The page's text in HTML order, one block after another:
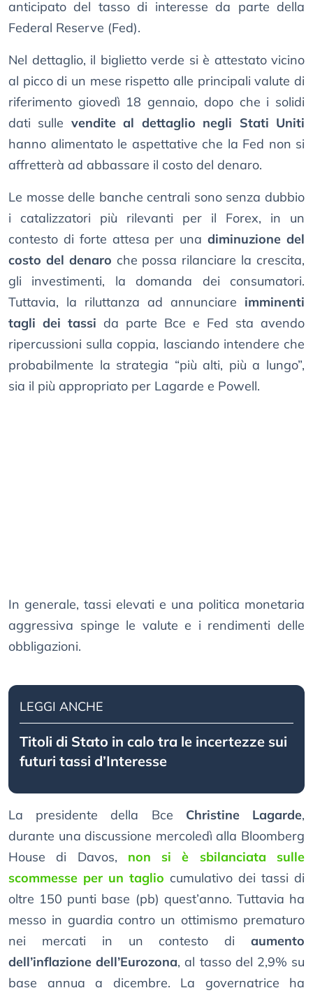
anticipato del tasso di interesse da parte della
Federal Reserve (Fed).
Nel dettaglio, il biglietto verde si è attestato vicino
al picco di un mese rispetto alle principali valute di
riferimento giovedì 18 gennaio, dopo che i solidi
dati sulle vendite al dettaglio negli Stati Uniti
hanno alimentato le aspettative che la Fed non si
affretterà ad abbassare il costo del denaro.
Le mosse delle banche centrali sono senza dubbio
i catalizzatori più rilevanti per il Forex, in un
contesto di forte attesa per unadiminuzione del
costo del denaro che possa rilanciare la crescita,
gli investimenti, la domanda dei consumatori.
Tuttavia, la riluttanza ad annunciare imminenti
tagli dei tassi da parte Bce e Fed sta avendo
ripercussioni sulla coppia, lasciando intendere che
probabilmente la strategia “più alti, più a lungo”,
sia il più appropriato per Lagarde e Powell.
In generale, tassi elevati e una politica monetaria
aggressiva spinge le valute e i rendimenti delle
obbligazioni.
LEGGI ANCHE
Titoli di Stato in calo tra le incertezze sui
futuri tassi d’Interesse
La presidente della Bce Christine Lagarde,
durante una discussione mercoledì alla Bloomberg
House di Davos, non si è sbilanciata sulle
scommesse per un taglio cumulativo dei tassi di
oltre 150 punti base (pb) quest’anno. Tuttavia ha
messo in guardia contro un ottimismo prematuro
nei mercati in un contesto di aumento
dell’inflazione dell’Eurozona, al tasso del 2,9% su
base annua a dicembre. La governatrice ha